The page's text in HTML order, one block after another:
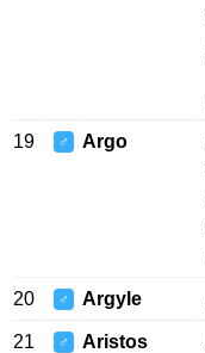
19 ♂ Argo
20 ♂ Argyle
21 ♂ Aristos